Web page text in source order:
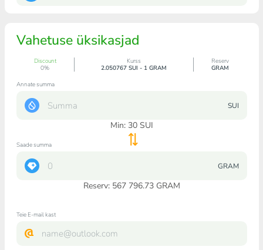
Vahetuse üksikasjad
Discount
0%
Kurss
2.050767 SUI - 1 GRAM
Reserv
GRAM
Annate summa
SUI
Min: 30SUI
Saade summa
GRAM
Reserv: 567 796.73 GRAM
Teie E-mail kast